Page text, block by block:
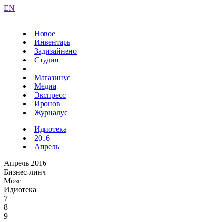
EN
Новое
Инвентарь
Задизайнено
Студия
Магазинус
Медиа
Экспресс
Иронов
Журналус
Идиотека
2016
Апрель
Апрель 2016
Бизнес-линч
Мозг
Идиотека
7
8
9